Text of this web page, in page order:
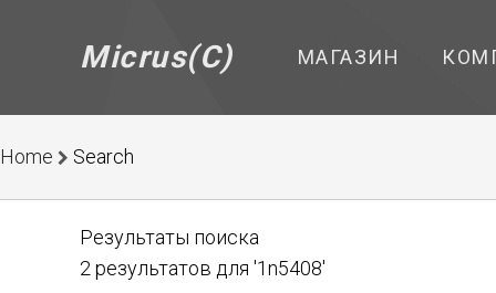
Micrus(C) МАГАЗИН
Home Search
Результаты поиска
2 результатов для '1n5408'